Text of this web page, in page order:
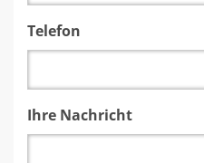
Telefon
Ihre Nachricht